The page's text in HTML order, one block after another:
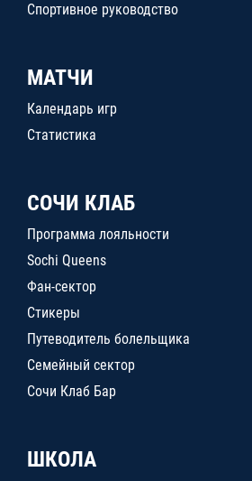
Спортивное руководство
МАТЧИ
Календарь игр
Статистика
СОЧИ КЛАБ
Программа лояльности
Sochi Queens
Фан-сектор
Стикеры
Путеводитель болельщика
Семейный сектор
Сочи Клаб Бар
ШКОЛА